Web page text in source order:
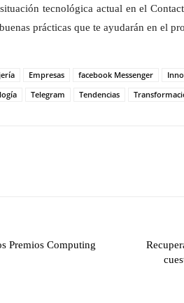
tecnológica actual en el
prácticas que te ayudarán en el
Empresas facebook Messenger
Telegram Tendencias
Premios Computing